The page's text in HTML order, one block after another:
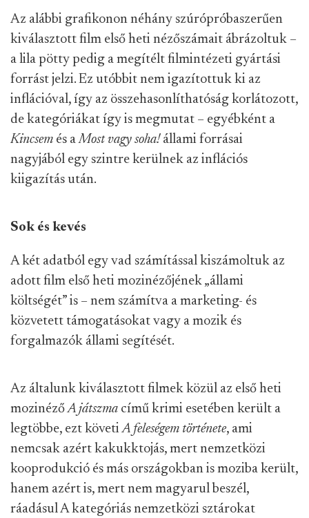
Az alábbi grafikonon néhány szúrópróbaszerűen
kiválasztott film első heti nézőszámait ábrázoltuk –
a lila pötty pedig a megítélt filmintézeti gyártási
forrást jelzi. Ez utóbbit nem igazítottuk ki az
inflációval, így az összehasonlíthatóság korlátozott,
de kategóriákat így is megmutat – egyébként a
Kincsem és aMost vagy soha!állami forrásai
nagyjából egy szintre kerülnek az inflációs
kiigazítás után.
Sok és kevés
A két adatból egy vad számítással kiszámoltuk az
adott film első heti mozinézőjének „állami
költségét” is – nem számítva a marketing- és
közvetett támogatásokat vagy a mozik és
forgalmazók állami segítését.
Az általunk kiválasztott filmek közül az első heti
mozinézőA játszma című krimi esetében került a
legtöbbe, ezt követiA feleségem története, ami
nemcsak azért kakukktojás, mert nemzetközi
kooprodukció és más országokban is moziba került,
hanem azért is, mert nem magyarul beszél,
ráadásul A kategóriás nemzetközi sztárokat